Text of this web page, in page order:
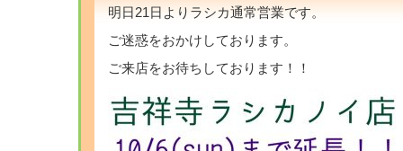
明日21日よりラシカ通常営業です。
ご迷惑をおかけしております。
ご来店をお待ちしております！！